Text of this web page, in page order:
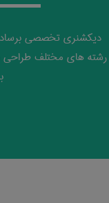
دیکشنری تخصصی برساد
رشته های مختلف